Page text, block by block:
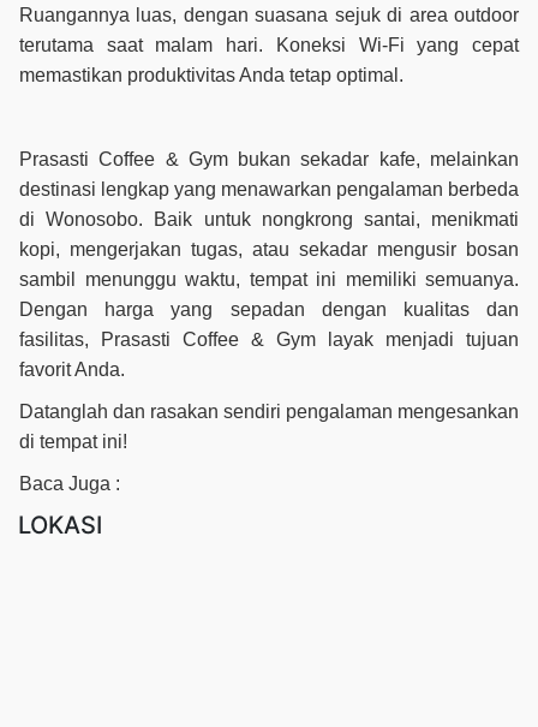
Ruangannya luas, dengan suasana sejuk di area outdoor
terutama saat malam hari. Koneksi Wi-Fi yang cepat
memastikan produktivitas Anda tetap optimal.
Prasasti Coffee & Gym bukan sekadar kafe, melainkan
destinasi lengkap yang menawarkan pengalaman berbeda
di Wonosobo. Baik untuk nongkrong santai, menikmati
kopi, mengerjakan tugas, atau sekadar mengusir bosan
sambil menunggu waktu, tempat ini memiliki semuanya.
Dengan harga yang sepadan dengan kualitas dan
fasilitas, Prasasti Coffee & Gym layak menjadi tujuan
favorit Anda.
Datanglah dan rasakan sendiri pengalaman mengesankan
di tempat ini!
Baca Juga :
LOKASI